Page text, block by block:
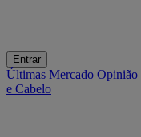
Entrar
Últimas Mercado Opinião
e Cabelo